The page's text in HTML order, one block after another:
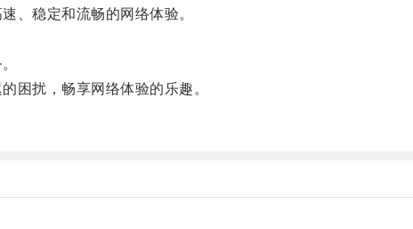
、稳定和流畅的网络体验。
扰，畅享网络体验的乐趣。